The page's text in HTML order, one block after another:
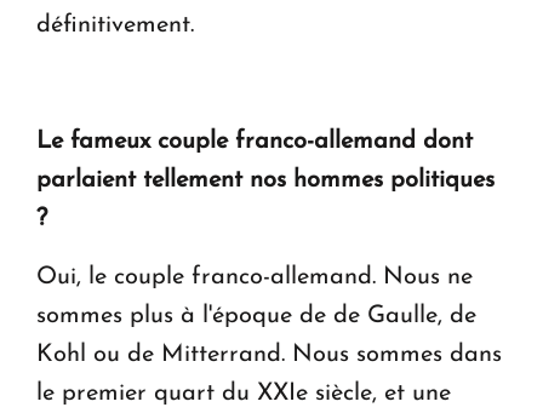
définitivement.
Le fameux couple franco-allemand dont
parlaient tellement nos hommes politiques
?
Oui, le couple franco-allemand. Nous ne
sommes plus à l'époque de de Gaulle, de
Kohl ou de Mitterrand. Nous sommes dans
le premier quart du XXIe siècle, et une